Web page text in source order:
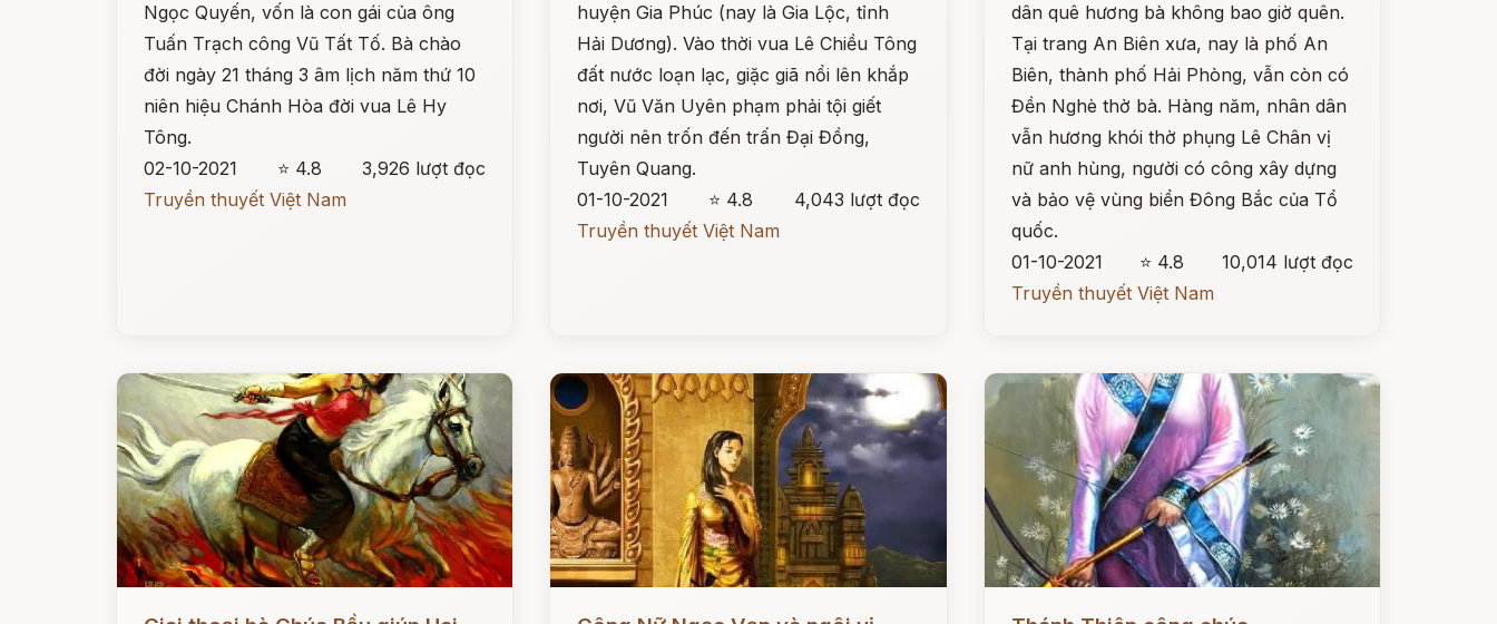
Ngọc Quyến, vốn là con gái của ông
Tuấn Trạch công Vũ Tất Tố. Bà chào
đời ngày 21 tháng 3 âm lịch năm thứ 10
niên hiệu Chánh Hòa đời vua Lê Hy
Tông.
02-10-2021
⭐ 4.8
3,926 lượt đọc
Truyền thuyết Việt Nam
huyện Gia Phúc (nay là Gia Lộc, tỉnh
Hải Dương). Vào thời vua Lê Chiều Tông
đất nước loạn lạc, giặc giã nổi lên khắp
nơi, Vũ Văn Uyên phạm phải tội giết
người nên trốn đến trấn Đại Đồng,
Tuyên Quang.
01-10-2021
⭐ 4.8
4,043 lượt đọc
Truyền thuyết Việt Nam
dân quê hương bà không bao giờ quên.
Tại trang An Biên xưa, nay là phố An
Biên, thành phố Hải Phòng, vẫn còn có
Đền Nghè thờ bà. Hàng năm, nhân dân
vẫn hương khói thờ phụng Lê Chân vị
nữ anh hùng, người có công xây dựng
và bảo vệ vùng biển Đông Bắc của Tổ
quốc.
01-10-2021
⭐ 4.8
10,014 lượt đọc
Truyền thuyết Việt Nam